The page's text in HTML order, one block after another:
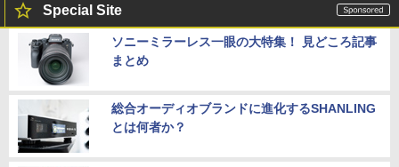
Special Site
ソニーミラーレス一眼の大特集！ 見どころ記事
まとめ
総合オーディオブランドに進化するSHANLING
とは何者か？